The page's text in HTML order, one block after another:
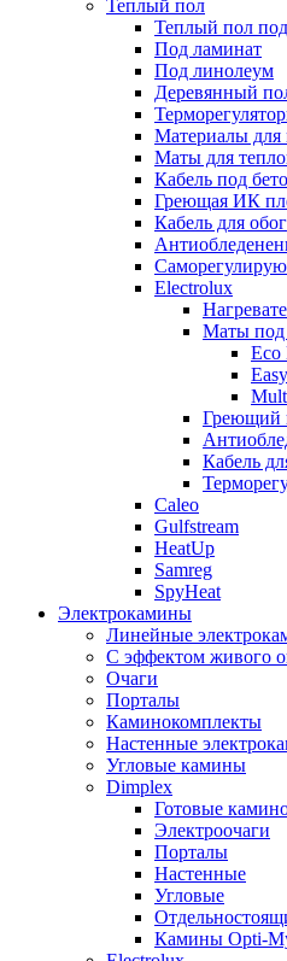
Теплый пол
Теплый пол
Под ламинат
Под линолеум
Деревянный
Материалы для
Маты для
Кабель под
Греющая ИК
Кабель для
Electrolux
Маты под
Eco
Греющий
Кабель
Caleo
Gulfstream
HeatUp
Samreg
SpyHeat
Электрокамины
Линейные
С эффектом живого
Очаги
Порталы
Каминокомплекты
Настенные
Угловые камины
Dimplex
Готовые
Электроочаги
Порталы
Настенные
Угловые
Камины Opti-